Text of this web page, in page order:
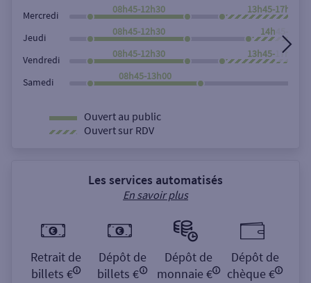
Rue
Rechercher
Mercredi
08h45-12h30 13h45-17h45
Jeudi
08h45-12h30 14h45-
Vendredi
08h45-12h30 13h45-17h45
Samedi
08h45-13h00
Ouvert au public
Ouvert sur RDV
Les services automatisés
En savoir plus
Retrait de
billets €
Dépôt de
billets €
Dépôt de
monnaie €
Dépôt de
chèque €